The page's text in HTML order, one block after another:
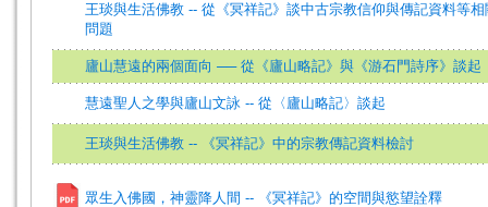
王琰與生活佛教 -- 從《冥祥記》談中古宗教信仰與傳記資料等相
問題
廬山慧遠的兩個面向 ── 從《廬山略記》與《游石門詩序》談起
慧遠聖人之學與廬山文詠 -- 從〈廬山略記〉談起
王琰與生活佛教 -- 《冥祥記》中的宗教傳記資料檢討
眾生入佛國，神靈降人間 -- 《冥祥記》的空間與慾望詮釋